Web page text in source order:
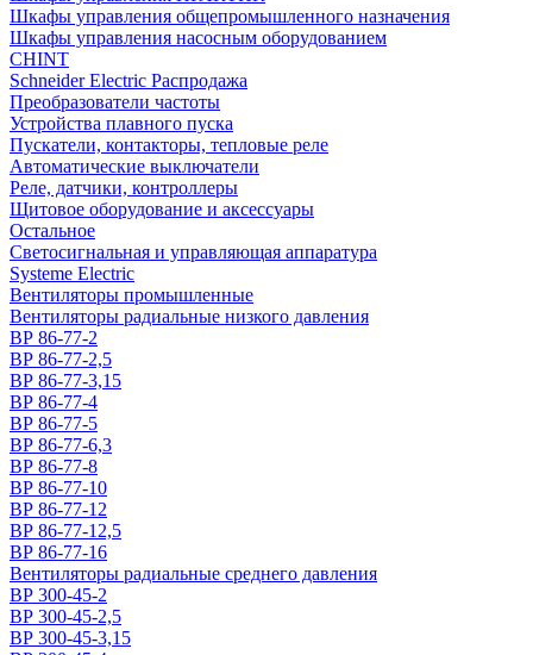
Шкафы управления общепромышленного назначения
Шкафы управления насосным оборудованием
CHINT
Schneider Electric Распродажа
Преобразователи частоты
Устройства плавного пуска
Пускатели, контакторы, тепловые реле
Автоматические выключатели
Реле, датчики, контроллеры
Щитовое оборудование и аксессуары
Остальное
Светосигнальная и управляющая аппаратура
Systeme Electric
Вентиляторы промышленные
Вентиляторы радиальные низкого давления
ВР 86-77-2
ВР 86-77-2,5
ВР 86-77-3,15
ВР 86-77-4
ВР 86-77-5
ВР 86-77-6,3
ВР 86-77-8
ВР 86-77-10
ВР 86-77-12
ВР 86-77-12,5
ВР 86-77-16
Вентиляторы радиальные среднего давления
ВР 300-45-2
ВР 300-45-2,5
ВР 300-45-3,15